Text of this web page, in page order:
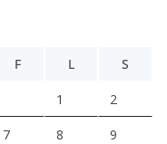
F L S
1 2
7 8 9